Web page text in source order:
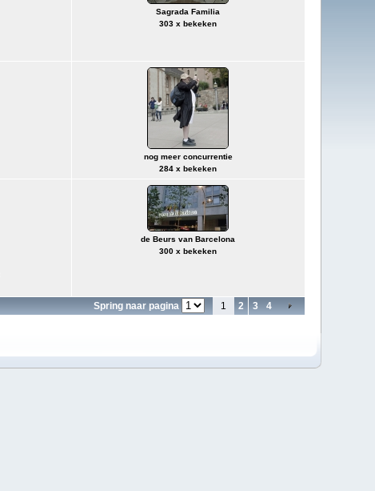
Sagrada Familia
303 x bekeken
nog meer concurrentie
284 x bekeken
de Beurs van Barcelona
300 x bekeken
Spring naar pagina 1 2 3 4